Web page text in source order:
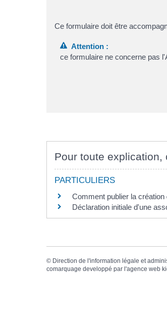
Ce formulaire doit être
Attention :
ce formulaire ne concerne pas
Pour toute
PARTICULIERS
Comment publier la
Déclaration initiale d'une
© Direction de l'information légale et
comarquage developpé par l'agence web